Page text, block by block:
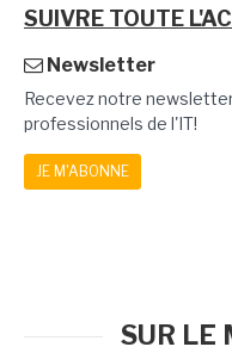
SUIVRE TOUTE
Newsletter
Recevez notre
professionnels de l'IT!
JE M'ABONNE
SUR LE